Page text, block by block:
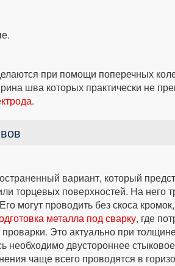
при помощи поперечных
шва которых практически не
.
вариант, который
торцевых поверхностей. На него
могут проводить без скоса
металла под сварку, где
Это актуально при
необходимо двустороннее
чаще всего проводятся в